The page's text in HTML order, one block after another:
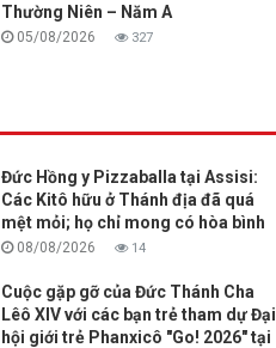
Thường Niên – Năm A
05/08/2026 327
Đức Hồng y Pizzaballa tại Assisi:
Các Kitô hữu ở Thánh địa đã quá
mệt mỏi; họ chỉ mong có hòa bình
08/08/2026 14
Cuộc gặp gỡ của Đức Thánh Cha
Lêô XIV với các bạn trẻ tham dự Đại
hội giới trẻ Phanxicô "Go! 2026" tại